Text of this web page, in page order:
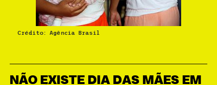
NÃO EXISTE DIA DAS MÃES EM
Crédito: Agência Brasil